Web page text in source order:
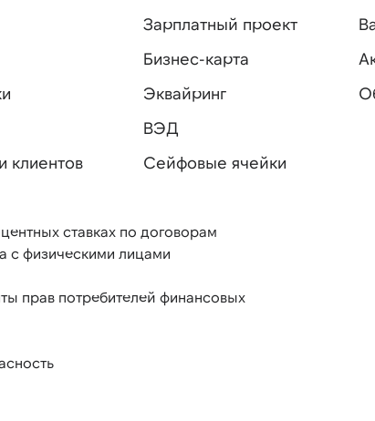
клиентов
Зарплатный проект
Бизнес-карта
Эквайринг
ВЭД
Сейфовые ячейки
ставках по договорам
с физическими лицами
прав потребителей финансовых